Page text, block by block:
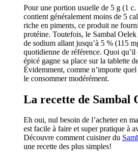
Pour une portion usuelle de 5 g (1
contient généralement moins de 5
riche en piments, ce produit ne
protéine. Toutefois, le Sambal
de sodium allant jusqu’à 5 % (115
quotidienne de référence. Quoi
épicé gagne sa place sur la tablette
Évidemment, comme n’importe
le consommer modérément.
La recette de Sambal
Eh oui, nul besoin de l’acheter en
est facile à faire et super pratique à
Découvre comment cuisiner du
une recette des plus simples!